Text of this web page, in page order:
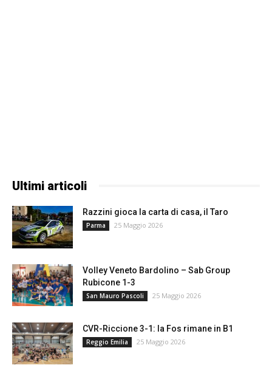
Ultimi articoli
Razzini gioca la carta di casa, il Taro
Parma 25 Maggio 2026
Volley Veneto Bardolino – Sab Group
Rubicone 1-3
San Mauro Pascoli 25 Maggio 2026
CVR-Riccione 3-1: la Fos rimane in B1
Reggio Emilia 25 Maggio 2026